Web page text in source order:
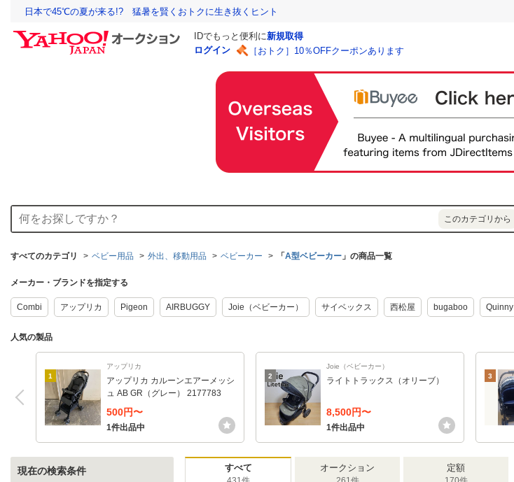
日本で45℃の夏が来る!? 猛暑を賢くおトクに生き抜くヒント
IDでもっと便利に新規取得
ログイン
［おトク］10％OFFクーポンあります
このカテゴリから
すべてのカテゴリ ベビー用品 外出、移動用品 ベビーカー 「 A型ベビーカー 」の商品一覧
メーカー・ブランドを指定する
Combi アップリカ Pigeon AIRBUGGY Joie（ベビーカー） サイベックス 西松屋 bugaboo Quinny
人気の製品
1
アップリカ
アップリカ カルーンエアーメッシ
ュ AB GR（グレー） 2177783
500円〜
1件出品中
2
Joie（ベビーカー）
ライトトラックス（オリーブ）
8,500円〜
1件出品中
3
現在の検索条件 すべて オークション 定額